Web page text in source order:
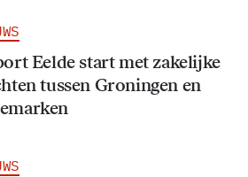
Eelde start met zakelijke
tussen Groningen en